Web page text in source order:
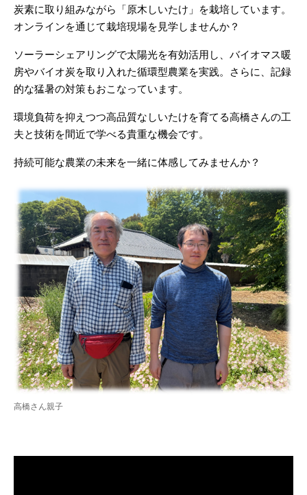
炭素に取り組みながら「原木しいたけ」を栽培しています。
オンラインを通じて栽培現場を見学しませんか？
ソーラーシェアリングで太陽光を有効活用し、バイオマス暖
房やバイオ炭を取り入れた循環型農業を実践。さらに、記録
的な猛暑の対策もおこなっています。
環境負荷を抑えつつ高品質なしいたけを育てる高橋さんの工
夫と技術を間近で学べる貴重な機会です。
持続可能な農業の未来を一緒に体感してみませんか？
高橋さん親子